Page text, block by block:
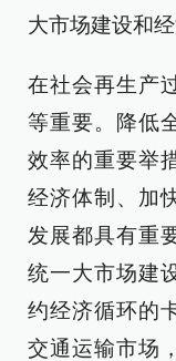
大市场建设和
在社会再生产
等重要。降低
效率的重要举
经济体制、加
发展都具有重
统一大市场建
约经济循环的
交通运输市场